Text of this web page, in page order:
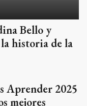
Bello y
historia de la
Aprender 2025
mejores